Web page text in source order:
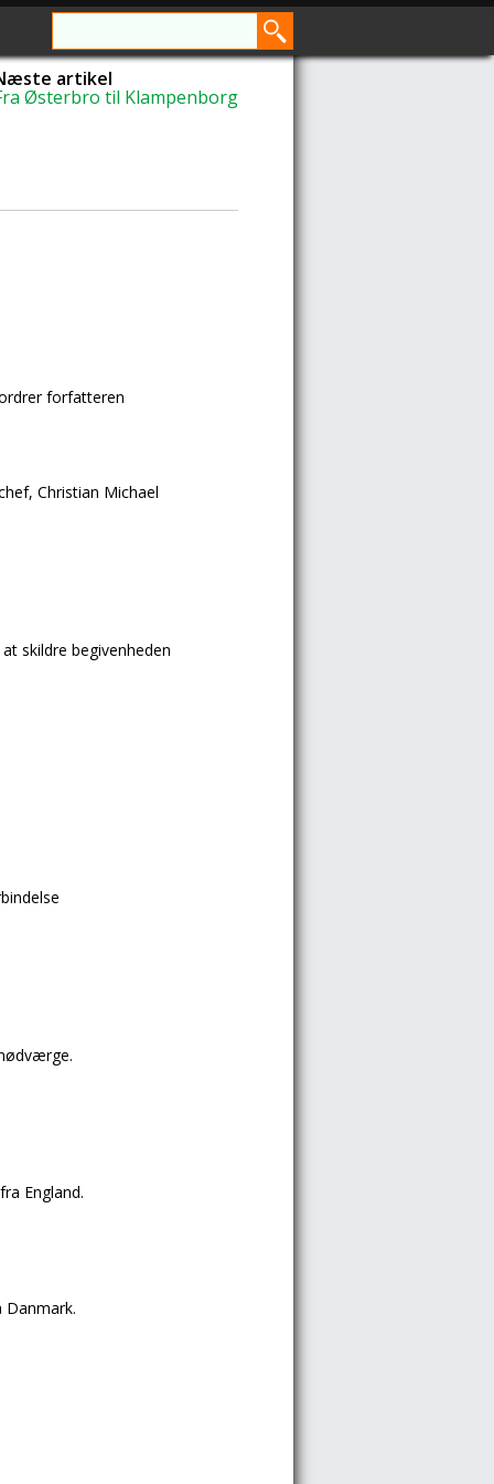
artikel
Østerbro til Klampenborg
forfatteren
Christian Michael
skildre begivenheden
England.
Danmark.